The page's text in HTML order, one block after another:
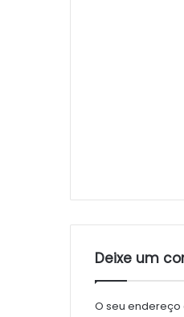
Deixe um
O seu